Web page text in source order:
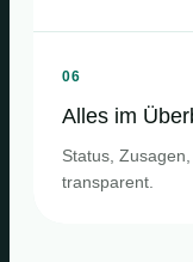
06
Alles im
Status,
transparent.